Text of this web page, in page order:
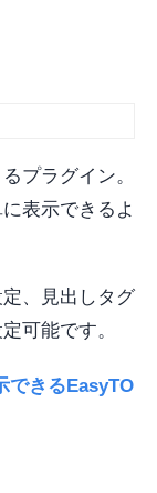
プラグイン。
表示できるよ
、見出しタグ
可能です。
できるEasyTO